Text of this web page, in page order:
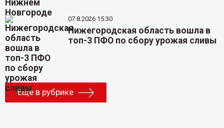
07.8.2026 15:30
Нижегородская область вошла в
топ-3 ПФО по сбору урожая сливы
Еще в рубрике